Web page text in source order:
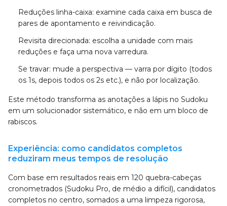
Reduções linha-caixa: examine cada caixa em busca de
pares de apontamento e reivindicação.
Revisita direcionada: escolha a unidade com mais
reduções e faça uma nova varredura.
Se travar: mude a perspectiva — varra por dígito (todos
os 1s, depois todos os 2s etc.), e não por localização.
Este método transforma as anotações a lápis no Sudoku
em um solucionador sistemático, e não em um bloco de
rabiscos.
Experiência: como candidatos completos
reduziram meus tempos de resolução
Com base em resultados reais em 120 quebra-cabeças
cronometrados (Sudoku Pro, de médio a difícil), candidatos
completos no centro, somados a uma limpeza rigorosa,